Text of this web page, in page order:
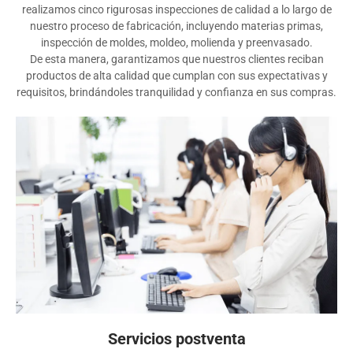
realizamos cinco rigurosas inspecciones de calidad a lo largo de
nuestro proceso de fabricación, incluyendo materias primas,
inspección de moldes, moldeo, molienda y preenvasado.
De esta manera, garantizamos que nuestros clientes reciban
productos de alta calidad que cumplan con sus expectativas y
requisitos, brindándoles tranquilidad y confianza en sus compras.
Servicios postventa